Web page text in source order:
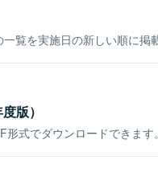
覧を実施日の新しい順に掲
版）
式でダウンロードできます。